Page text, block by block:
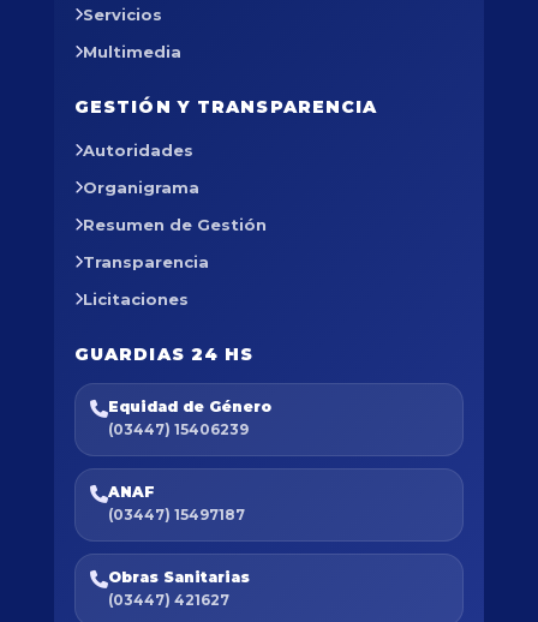
Servicios
Multimedia
GESTIÓN Y TRANSPARENCIA
Autoridades
Organigrama
Resumen de Gestión
Transparencia
Licitaciones
GUARDIAS 24 HS
Equidad de Género
(03447) 15406239
ANAF
(03447) 15497187
Obras Sanitarias
(03447) 421627